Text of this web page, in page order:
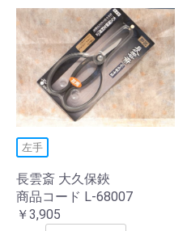
左手
長雲斎 大久保鋏
商品コード L-68007
￥3,905